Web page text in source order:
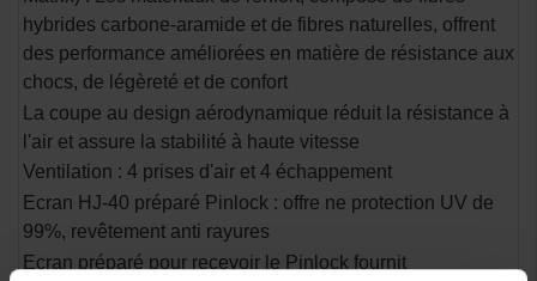
hybrides carbone-aramide et de fibres naturelles, offrent
des performance améliorées en matière de résistance aux
chocs, de légèreté et de confort
La coupe au design aérodynamique réduit la résistance à
l'air et assure la stabilité à haute vitesse
Ventilation : 4 prises d'air et 4 échappement
Ecran HJ-40 préparé Pinlock : offre ne protection UV de
99%, revêtement anti rayures
Ecran préparé pour recevoir le Pinlock fournit